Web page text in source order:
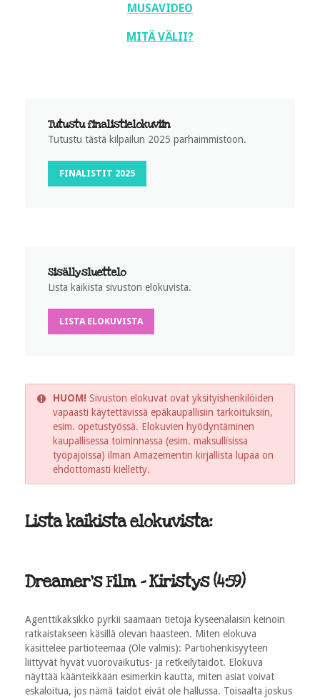
MUSAVIDEO
MITÄ VÄLII?
Tutustu finalistielokuviin
Tutustu tästä kilpailun 2025 parhaimmistoon.
FINALISTIT 2025
Sisällysluettelo
Lista kaikista sivuston elokuvista.
LISTA ELOKUVISTA
HUOM! Sivuston elokuvat ovat yksityishenkilöiden
vapaasti käytettävissä epäkaupallisiin tarkoituksiin,
esim. opetustyössä. Elokuvien hyödyntäminen
kaupallisessa toiminnassa (esim. maksullisissa
työpajoissa) ilman Amazementin kirjallista lupaa on
ehdottomasti kielletty.
Lista kaikista elokuvista:
Dreamer's Film - Kiristys (4:59)
Agenttikaksikko pyrkii saamaan tietoja kyseenalaisin keinoin
ratkaistakseen käsillä olevan haasteen. Miten elokuva
käsittelee partioteemaa (Ole valmis): Partiohenkisyyteen
liittyvät hyvät vuorovaikutus- ja retkeilytaidot. Elokuva
näyttää käänteikkään esimerkin kautta, miten asiat voivat
eskaloitua, jos nämä taidot eivät ole hallussa. Toisaalta joskus